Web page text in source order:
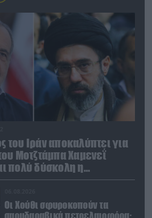
του Ιράν αποκαλύπτει για
Μοτζτάμπα Χαμενεΐ
πολύ δύσκολη η
Οι Χούθι σφυροκοπούν τα
σαουδαραβικά πετρελαιοφόρα: